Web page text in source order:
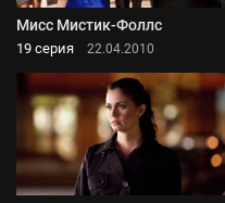
Мисс Мистик-Фоллс
19 серия 22.04.2010